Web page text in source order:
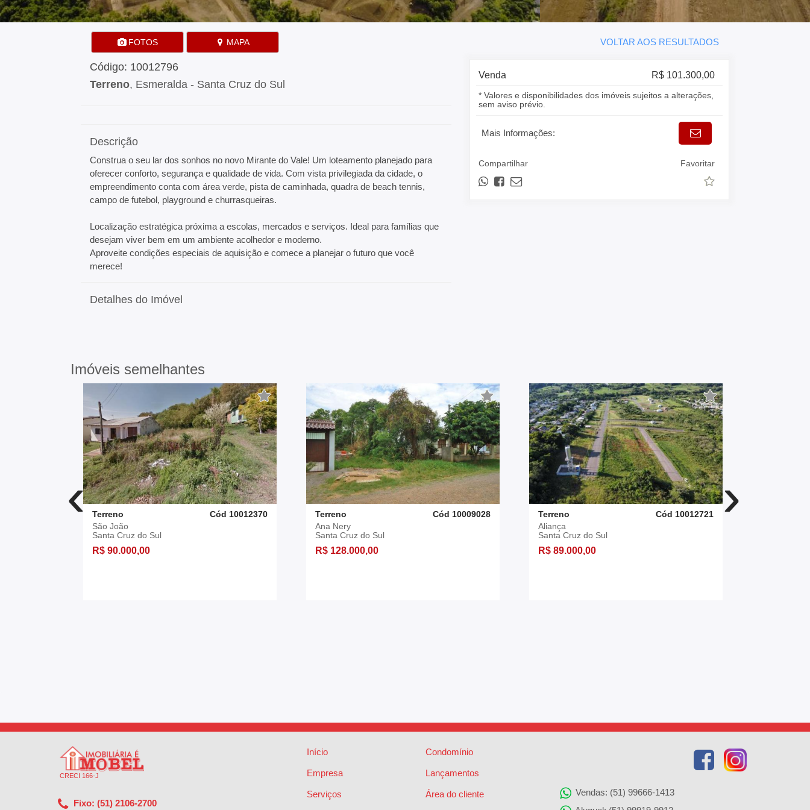
FOTOS MAPA VOLTAR AOS RESULTADOS
Código: 10012796
Terreno, Esmeralda - Santa Cruz do Sul
Descrição
Construa o seu lar dos sonhos no novo Mirante do Vale! Um loteamento planejado para
oferecer conforto, segurança e qualidade de vida. Com vista privilegiada da cidade, o
empreendimento conta com área verde, pista de caminhada, quadra de beach tennis,
campo de futebol, playground e churrasqueiras.
Localização estratégica próxima a escolas, mercados e serviços. Ideal para famílias que
desejam viver bem em um ambiente acolhedor e moderno.
Aproveite condições especiais de aquisição e comece a planejar o futuro que você
merece!
Detalhes do Imóvel
Venda R$ 101.300,00
* Valores e disponibilidades dos imóveis sujeitos a alterações,
sem aviso prévio.
Mais Informações:
Compartilhar Favoritar
Imóveis semelhantes
‹ Terreno
Cód 10012370
São João
Santa Cruz do Sul
R$ 90.000,00
Terreno
Cód 10009028
Ana Nery
Santa Cruz do Sul
R$ 128.000,00
Terreno
Cód 10012721
Aliança
Santa Cruz do Sul
R$ 89.000,00
›
CRECI 166-J
Fixo: (51) 2106-2700
Início
Empresa
Serviços
Condomínio
Lançamentos
Área do cliente
Vendas: (51) 99666-1413